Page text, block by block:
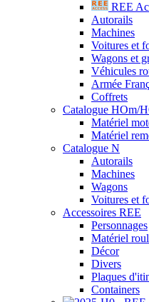
REE
Autorails
Machines
Voitures et
Wagons et
Véhicules
Armée
Coffrets
Catalogue HOm/
Matériel
Matériel
Catalogue N
Autorails
Machines
Wagons
Voitures et
Accessoires REE
Personnages
Matériel
Décor
Divers
Plaques
Containers